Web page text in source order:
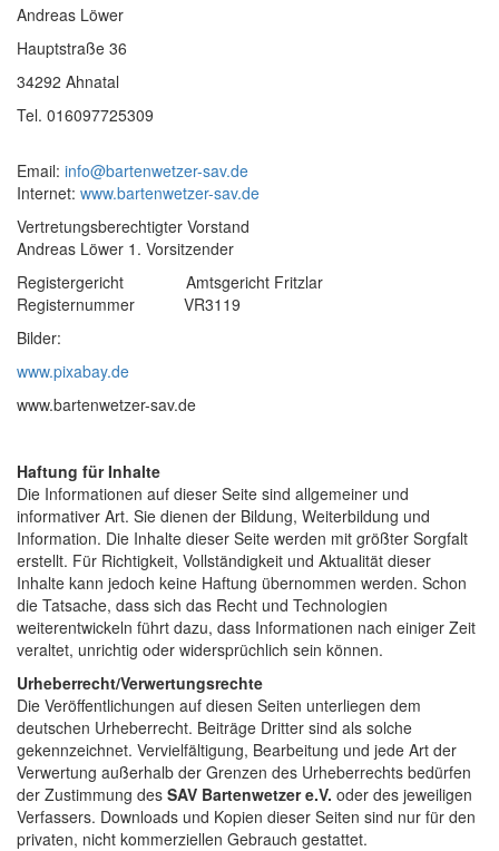
Andreas Löwer
Hauptstraße 36
34292 Ahnatal
Tel. 016097725309
Email: info@bartenwetzer-sav.de
Internet: www.bartenwetzer-sav.de
Vertretungsberechtigter Vorstand
Andreas Löwer 1. Vorsitzender
Registergericht Amtsgericht Fritzlar
Registernummer VR3119
Bilder:
www.pixabay.de
www.bartenwetzer-sav.de
Haftung für Inhalte
Die Informationen auf dieser Seite sind allgemeiner und
informativer Art. Sie dienen der Bildung, Weiterbildung und
Information. Die Inhalte dieser Seite werden mit größter Sorgfalt
erstellt. Für Richtigkeit, Vollständigkeit und Aktualität dieser
Inhalte kann jedoch keine Haftung übernommen werden. Schon
die Tatsache, dass sich das Recht und Technologien
weiterentwickeln führt dazu, dass Informationen nach einiger Zeit
veraltet, unrichtig oder widersprüchlich sein können.
Urheberrecht/Verwertungsrechte
Die Veröffentlichungen auf diesen Seiten unterliegen dem
deutschen Urheberrecht. Beiträge Dritter sind als solche
gekennzeichnet. Vervielfältigung, Bearbeitung und jede Art der
Verwertung außerhalb der Grenzen des Urheberrechts bedürfen
der Zustimmung des SAV Bartenwetzer e.V. oder des jeweiligen
Verfassers. Downloads und Kopien dieser Seiten sind nur für den
privaten, nicht kommerziellen Gebrauch gestattet.